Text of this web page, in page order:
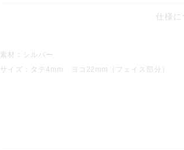
仕様に
素材：シルバー
サイズ：タテ4mm ヨコ22mm（フェイス部分）